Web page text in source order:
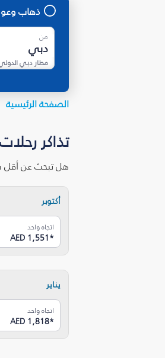
ذهاب
من
مطار دبي
الصفحة الرئيسية
تذاكر
هل تبحث عن أقل
أكتوبر
اتجاه واحد
AED 1,551*
يناير
اتجاه واحد
AED 1,818*